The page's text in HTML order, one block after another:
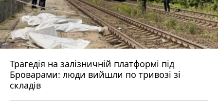
Трагедія на залізничній платформі під
Броварами: люди вийшли по тривозі зі
складів